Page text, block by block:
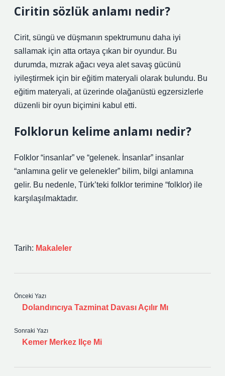
Ciritin sözlük anlamı nedir?
Cirit, süngü ve düşmanın spektrumunu daha iyi
sallamak için atta ortaya çıkan bir oyundur. Bu
durumda, mızrak ağacı veya alet savaş gücünü
iyileştirmek için bir eğitim materyali olarak bulundu. Bu
eğitim materyali, at üzerinde olağanüstü egzersizlerle
düzenli bir oyun biçimini kabul etti.
Folklorun kelime anlamı nedir?
Folklor “insanlar” ve “gelenek. İnsanlar” insanlar
“anlamına gelir ve gelenekler” bilim, bilgi anlamına
gelir. Bu nedenle, Türk’teki folklor terimine “folklor) ile
karşılaşılmaktadır.
Tarih: Makaleler
Önceki Yazı
Dolandırıcıya Tazminat Davası Açılır Mı
Sonraki Yazı
Kemer Merkez Ilçe Mi